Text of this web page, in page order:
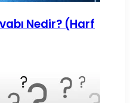
Nedir? (Harf